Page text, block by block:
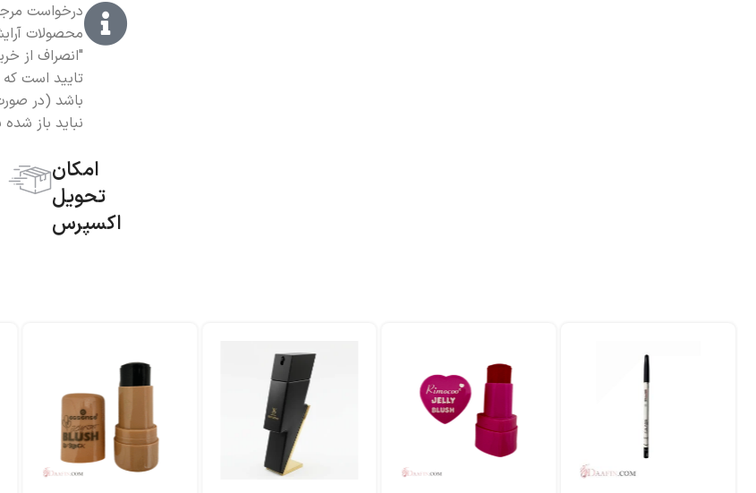
درخواست
محصولات
"انصراف از
تایید است که
باشد (در
نباید باز
امکان
تحویل
اکسپرس